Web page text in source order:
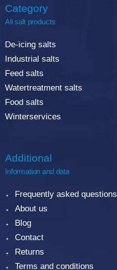
Category
All salt products
De-icing salts
Industrial salts
Feed salts
Watertreatment salts
Food salts
Winterservices
Additional
Information and data
Frequently asked questions
About us
Blog
Contact
Returns
Terms and conditions